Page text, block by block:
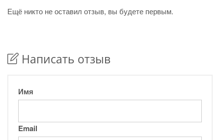
Ещё никто не оставил отзыв, вы будете первым.
Написать отзыв
Имя
Email